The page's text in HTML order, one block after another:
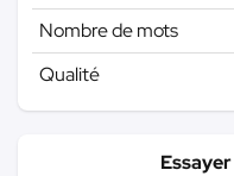
Nombre de mots
Qualité